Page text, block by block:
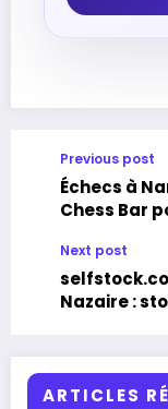
Previous post
Échecs à
Chess Bar
Next post
Nazaire :
ARTICLES